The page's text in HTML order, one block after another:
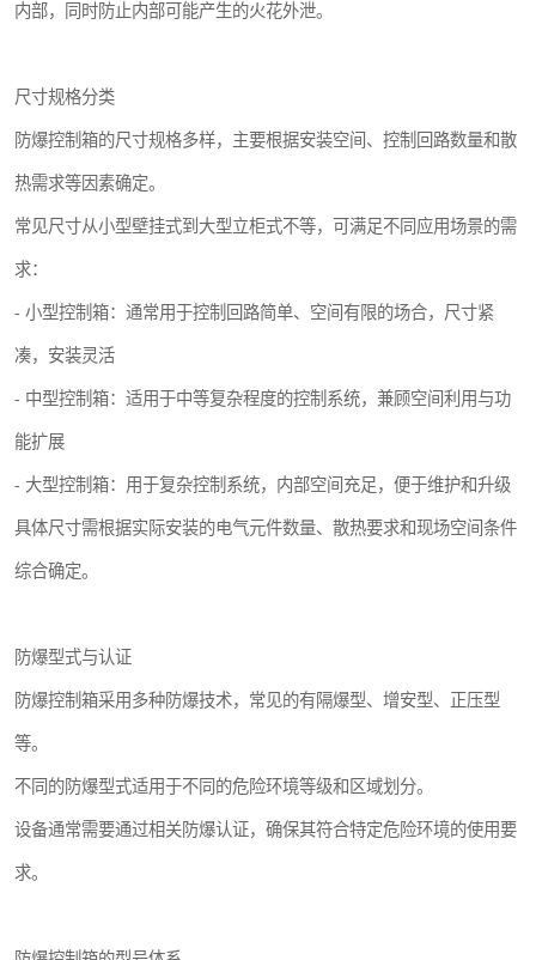
内部，同时防止内部可能产生的火花外泄。
尺寸规格分类
防爆控制箱的尺寸规格多样，主要根据安装空间、控制回路数量和散
热需求等因素确定。
常见尺寸从小型壁挂式到大型立柜式不等，可满足不同应用场景的需
求：
- 小型控制箱：通常用于控制回路简单、空间有限的场合，尺寸紧
凑，安装灵活
- 中型控制箱：适用于中等复杂程度的控制系统，兼顾空间利用与功
能扩展
- 大型控制箱：用于复杂控制系统，内部空间充足，便于维护和升级
具体尺寸需根据实际安装的电气元件数量、散热要求和现场空间条件
综合确定。
防爆型式与认证
防爆控制箱采用多种防爆技术，常见的有隔爆型、增安型、正压型
等。
不同的防爆型式适用于不同的危险环境等级和区域划分。
设备通常需要通过相关防爆认证，确保其符合特定危险环境的使用要
求。